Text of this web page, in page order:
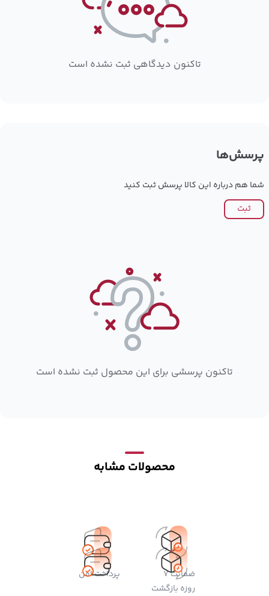
تاکنون دیدگاهی ثبت نشده است
پرسش‌ها
شما هم درباره این کالا پرسش ثبت کنید
ثبت
تاکنون پرسشی برای این محصول ثبت نشده است
محصولات مشابه
ضمانت 7
روزه بازگشت
پرداخت امن